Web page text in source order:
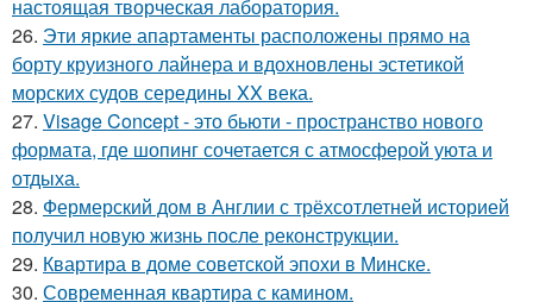
настоящая творческая лаборатория.
26. Эти яркие апартаменты расположены прямо на
борту круизного лайнера и вдохновлены эстетикой
морских судов середины XX века.
27. Visage Concept - это бьюти - пространство нового
формата, где шопинг сочетается с атмосферой уюта и
отдыха.
28. Фермерский дом в Англии с трёхсотлетней историей
получил новую жизнь после реконструкции.
29. Квартира в доме советской эпохи в Минске.
30. Современная квартира с камином.